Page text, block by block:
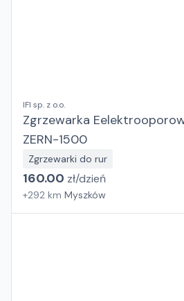
IFI sp. z o.o.
Zgrzewarka
ZERN-1500
Zgrzewarki do rur
160.00 zł/dzień
+292 km Myszków